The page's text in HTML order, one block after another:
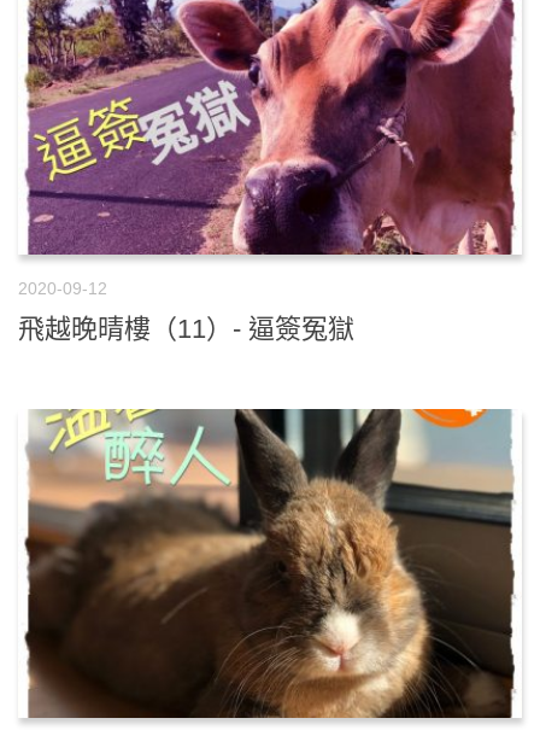
2020-09-12
飛越晚晴樓（11）- 逼簽冤獄